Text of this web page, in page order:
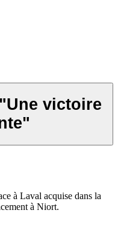
victoire
à Laval acquise dans la
à Niort.